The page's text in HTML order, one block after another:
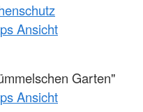
Ansicht
Garten"
Ansicht